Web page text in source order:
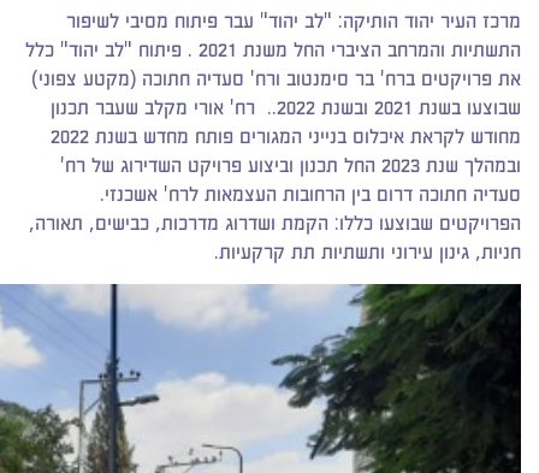
מרכז העיר יהוד הותיקה: "לב יהוד" עבר פיתוח מסיבי לשיפור
התשתיות והמרחב הציברי החל משנת 2021 . פיתוח "לב יהוד" כלל
את פרויקטים ברח' בר סימנטוב ורח' סעדיה חתוכה (מקטע צפוני)
שבוצעו בשנת 2021 ובשנת 2022.. רח' אורי מקלב שעבר תכנון
מחודש לקראת איכלוס בנייני המגורים פותח מחדש בשנת 2022
ובמהלך שנת 2023 החל תכנון וביצוע פרויקט השדירוג של רח'
סעדיה חתוכה דרום בין הרחובות העצמאות לרח' אשכנזי.
הפרויקטים שבוצעו כללו: הקמת ושדרוג מדרכות, כבישים, תאורה,
חניות, גינון עירוני ותשתיות תת קרקעיות.